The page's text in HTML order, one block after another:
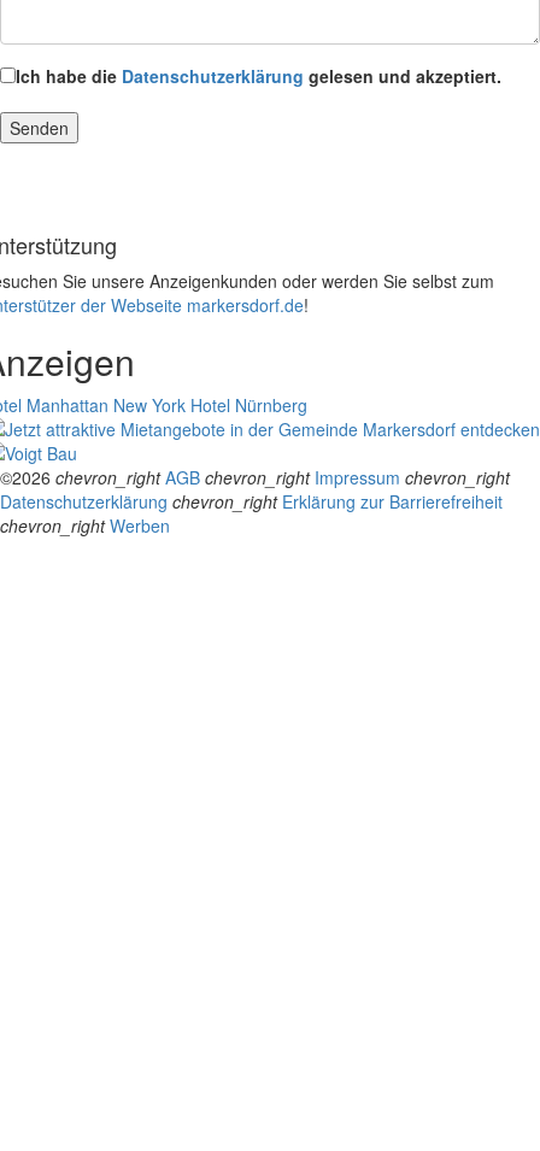
Ich habe die Datenschutzerklärung gelesen und akzeptiert.
Sie unsere Anzeigenkunden oder werden Sie selbst zum
der Webseite markersdorf.de!
Manhattan New York Hotel Nürnberg
©2026 chevron_right AGB chevron_right Impressum chevron_right
Datenschutzerklärung chevron_right Erklärung zur Barrierefreiheit
chevron_right Werben